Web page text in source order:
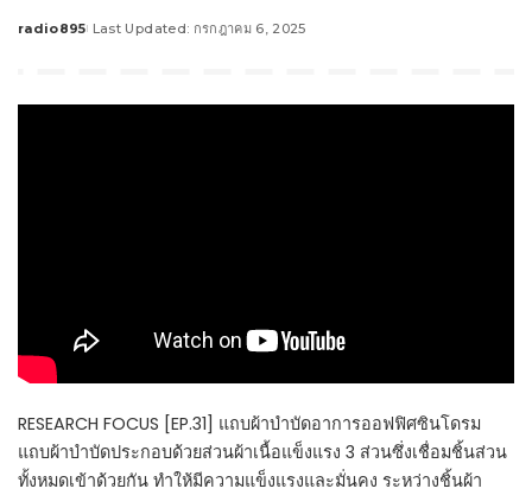
Posted
radio895 Last Updated: กรกฎาคม 6, 2025
RESEARCH FOCUS [EP.31] แถบผ้าบำบัดอาการออฟฟิศซินโดรม
แถบผ้าบำบัดประกอบด้วยส่วนผ้าเนื้อแข็งแรง 3 ส่วนซึ่งเชื่อมชิ้นส่วน
ทั้งหมดเข้าด้วยกัน ทำให้มีความแข็งแรงและมั่นคง ระหว่างชิ้นผ้า